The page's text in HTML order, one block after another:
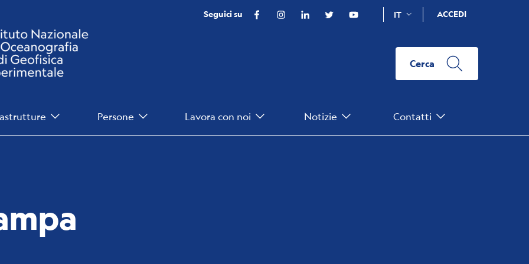
Seguici su FacebookInstagramLinkedinTwitter IT ACCEDI
Cerca
Persone Lavora con noi Notizie Contatti